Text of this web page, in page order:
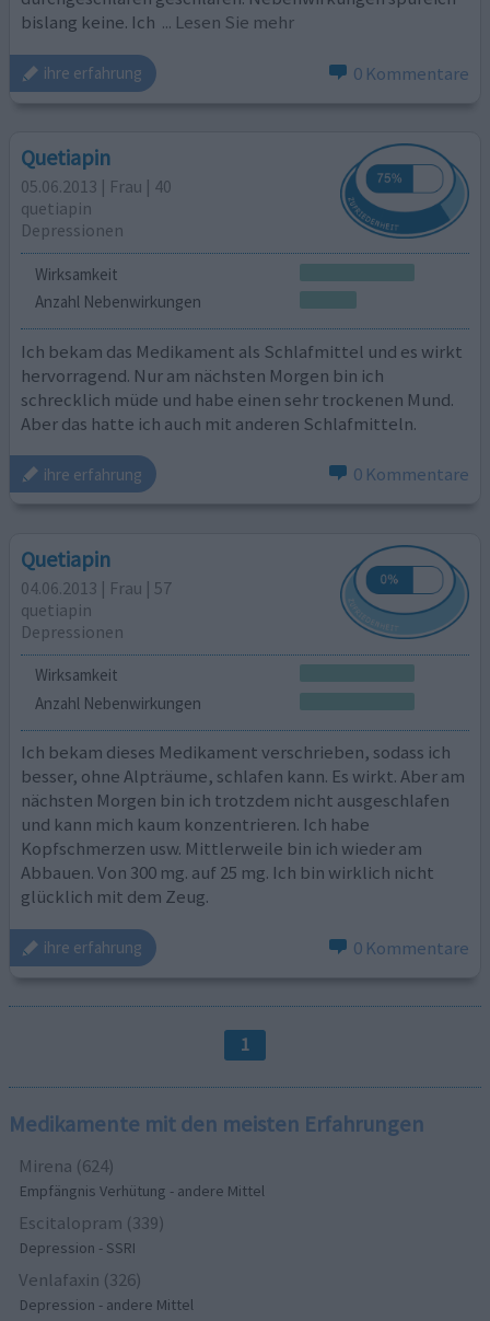
bislang keine. Ich ... Lesen Sie mehr
ihre erfahrung 0 Kommentare
Quetiapin
05.06.2013 | Frau | 40
quetiapin
Depressionen
Wirksamkeit
Anzahl Nebenwirkungen
Ich bekam das Medikament als Schlafmittel und es wirkt
hervorragend. Nur am nächsten Morgen bin ich
schrecklich müde und habe einen sehr trockenen Mund.
Aber das hatte ich auch mit anderen Schlafmitteln.
ihre erfahrung 0 Kommentare
Quetiapin
04.06.2013 | Frau | 57
quetiapin
Depressionen
Wirksamkeit
Anzahl Nebenwirkungen
Ich bekam dieses Medikament verschrieben, sodass ich
besser, ohne Alpträume, schlafen kann. Es wirkt. Aber am
nächsten Morgen bin ich trotzdem nicht ausgeschlafen
und kann mich kaum konzentrieren. Ich habe
Kopfschmerzen usw. Mittlerweile bin ich wieder am
Abbauen. Von 300 mg. auf 25 mg. Ich bin wirklich nicht
glücklich mit dem Zeug.
ihre erfahrung 0 Kommentare
1
Medikamente mit den meisten Erfahrungen
Mirena (624)
Empfängnis Verhütung - andere Mittel
Escitalopram (339)
Depression - SSRI
Venlafaxin (326)
Depression - andere Mittel